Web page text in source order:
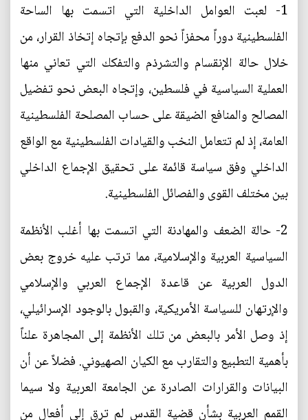
1- لعبت العوامل الداخلية التي اتسمت بها الساحة
الفلسطينية دوراً محفزاً نحو الدفع بإتجاه إتخاذ القرار، من
خلال حالة الإنقسام والتشرذم والتفكك التي تعاني منها
العملية السياسية في فلسطين، وإتجاه البعض نحو تفضيل
المصالح والمنافع الضيقة على حساب المصلحة الفلسطينية
العامة، إذ لم تتعامل النخب والقيادات الفلسطينية مع الواقع
الداخلي وفق سياسة قائمة على تحقيق الإجماع الداخلي
بين مختلف القوى والفصائل الفلسطينية.
2- حالة الضعف والمهادنة التي اتسمت بها أغلب الأنظمة
السياسية العربية والإسلامية، مما ترتب عليه خروج بعض
الدول العربية عن قاعدة الإجماع العربي والإسلامي
والإرتهان للسياسة الأمريكية، والقبول بالوجود الإسرائيلي،
إذ وصل الأمر بالبعض من تلك الأنظمة إلى المجاهرة علناً
بأهمية التطبيع والتقارب مع الكيان الصهيوني. فضلاً عن أن
البيانات والقرارات الصادرة عن الجامعة العربية ولا سيما
القمم العربية بشأن قضية القدس لم ترق إلى أفعال من